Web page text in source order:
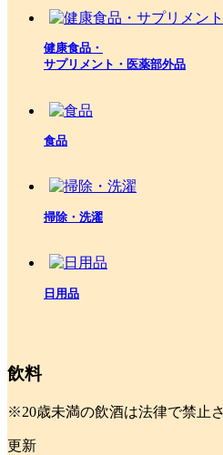
健康食品・
サプリメント・医薬部外品
食品
掃除・洗濯
日用品
飲料
※20歳未満の飲酒は法律で禁止
更新